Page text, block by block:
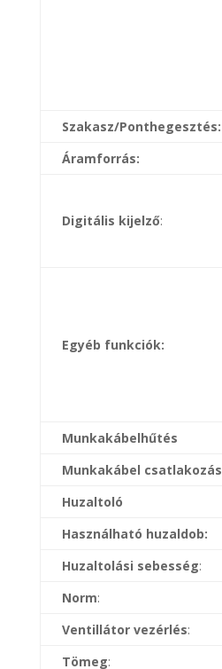
Szakasz/Ponthegesztés:
Áramforrás:
Digitális kijelző:
Egyéb funkciók:
Munkakábelhűtés
Munkakábel csatlakozás
Huzaltoló
Használható huzaldob:
Huzaltolási sebesség:
Norm:
Ventillátor vezérlés:
Tömeg: